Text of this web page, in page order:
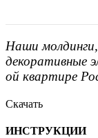
Наши
декоративные
ой квартире
Скачать
ИНСТРУКЦИИ